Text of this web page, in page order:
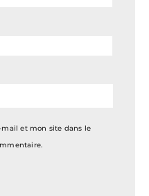
et mon site dans le